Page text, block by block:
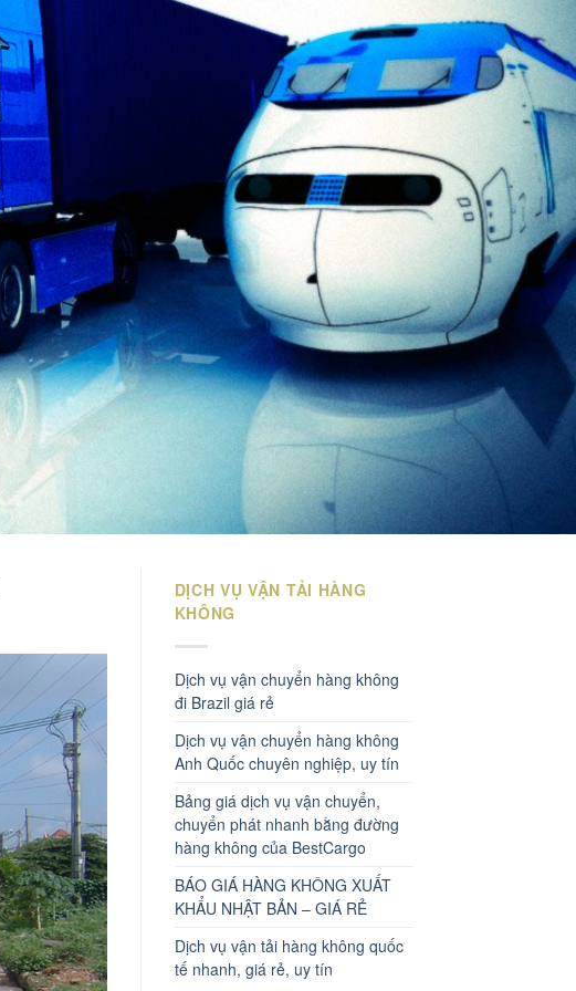
DỊCH VỤ VẬN TẢI HÀNG
KHÔNG
Dịch vụ vận chuyển hàng không
đi Brazil giá rẻ
Dịch vụ vận chuyển hàng không
Anh Quốc chuyên nghiệp, uy tín
Bảng giá dịch vụ vận chuyển,
chuyển phát nhanh bằng đường
hàng không của BestCargo
BÁO GIÁ HÀNG KHÔNG XUẤT
KHẨU NHẬT BẢN – GIÁ RẺ
Dịch vụ vận tải hàng không quốc
tế nhanh, giá rẻ, uy tín